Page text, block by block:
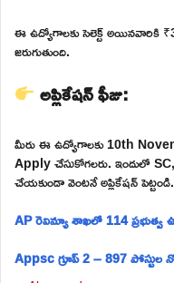
ఈ ఉద్యోగాలకు సెలెక్ట్ అయినవారికి
జరుగుతుంది.
అప్లికేషన్ ఫీజు:
మీరు ఈ ఉద్యోగాలకు 10th
Apply చేసుకోగలరు. ఇందులో SC,
చేయకుండా వెంటనే అప్లికేషన్ పెట్టండి.
AP రెవిన్యూ శాఖలో 114 ప్రభుత్వ
Appsc గ్రూప్ 2 – 897